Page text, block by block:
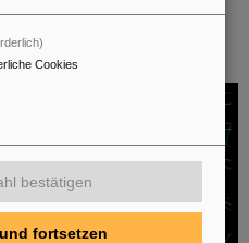
mit
Cookies
bestätigen
fortsetzen